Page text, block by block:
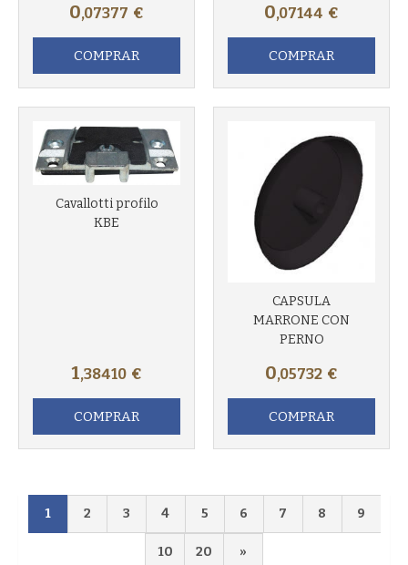
0,07377 €
COMPRAR
0,07144 €
COMPRAR
Cavallotti profilo
KBE
1,38410 €
COMPRAR
CAPSULA
MARRONE CON
PERNO
0,05732 €
COMPRAR
1 2 3 4 5 6 7 8 9
10 20 »